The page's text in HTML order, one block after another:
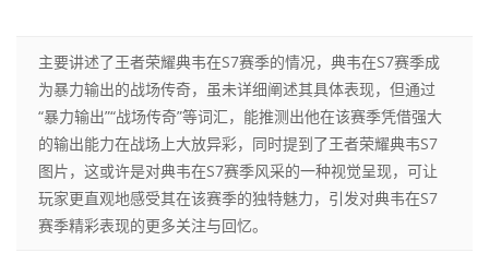
主要讲述了王者荣耀典韦在S7赛季的情况，典韦在S7赛季成
为暴力输出的战场传奇，虽未详细阐述其具体表现，但通过
“暴力输出”“战场传奇”等词汇，能推测出他在该赛季凭借强大
的输出能力在战场上大放异彩，同时提到了王者荣耀典韦S7
图片，这或许是对典韦在S7赛季风采的一种视觉呈现，可让
玩家更直观地感受其在该赛季的独特魅力，引发对典韦在S7
赛季精彩表现的更多关注与回忆。